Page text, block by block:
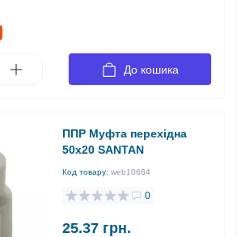
До кошика
ППР Муфта перехідна
50х20 SANTAN
Код товару: web10664
0
25.37 грн.